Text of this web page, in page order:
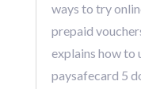
ways to try
prepaid
explains how to
paysafecard 5